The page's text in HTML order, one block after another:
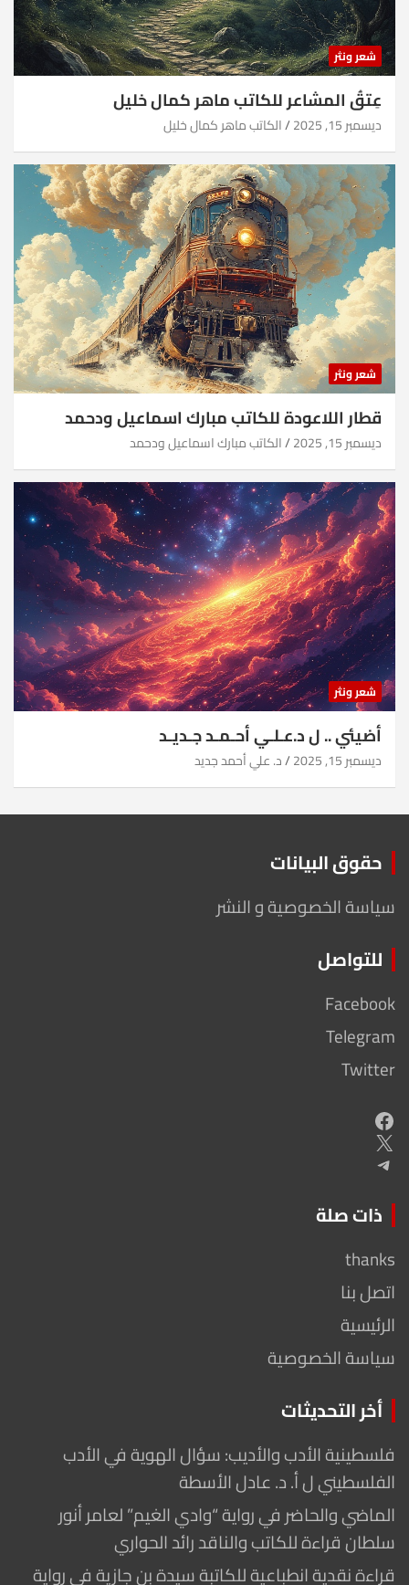
شعر ونثر
عِتقُ المشاعر للكاتب ماهر كمال خليل
ديسمبر 15, 2025 الكاتب ماهر كمال خليل
شعر ونثر
قطار اللاعودة للكاتب مبارك اسماعيل ودحمد
ديسمبر 15, 2025 الكاتب مبارك اسماعيل ودحمد
شعر ونثر
أضيئي .. ل د.عـلـي أحـمـد جـديـد
ديسمبر 15, 2025 د. علي أحمد جديد
حقوق البيانات
سياسة الخصوصية و النشر
للتواصل
Facebook
Telegram
Twitter
Facebook
X
Telegram
ذات صلة
thanks
اتصل بنا
الرئيسية
سياسة الخصوصية
أخر التحديثات
فلسطينية الأدب والأديب: سؤال الهوية في الأدب
الفلسطيني ل أ. د. عادل الأسطة
الماضي والحاضر في رواية “وادي الغيم” لعامر أنور
سلطان قراءة للكاتب والناقد رائد الحواري
قراءة نقدية انطباعية للكاتبة سيدة بن جازية في رواية